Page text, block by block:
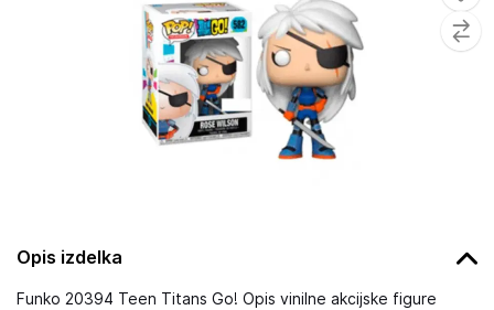
Opis izdelka
Funko 20394 Teen Titans Go! Opis vinilne akcijske figure